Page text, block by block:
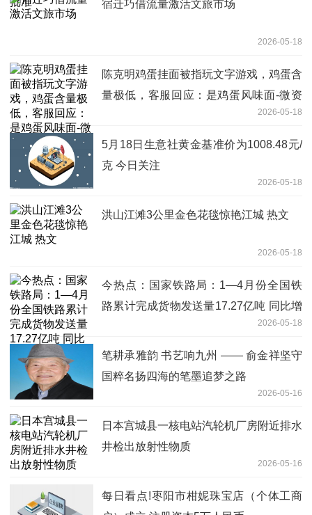
宿迁巧借流量激活文旅市场
2026-05-18
陈克明鸡蛋挂面被指玩文字游戏，鸡蛋含
量极低，客服回应：是鸡蛋风味面-微资
2026-05-18
5月18日生意社黄金基准价为1008.48元/
克 今日关注
2026-05-18
洪山江滩3公里金色花毯惊艳江城 热文
2026-05-18
今热点：国家铁路局：1—4月份全国铁
路累计完成货物发送量17.27亿吨 同比增
2026-05-18
笔耕承雅韵 书艺响九州 —— 俞金祥坚守
国粹名扬四海的笔墨追梦之路
2026-05-16
日本宫城县一核电站汽轮机厂房附近排水
井检出放射性物质
2026-05-16
每日看点!枣阳市柑妮珠宝店（个体工商